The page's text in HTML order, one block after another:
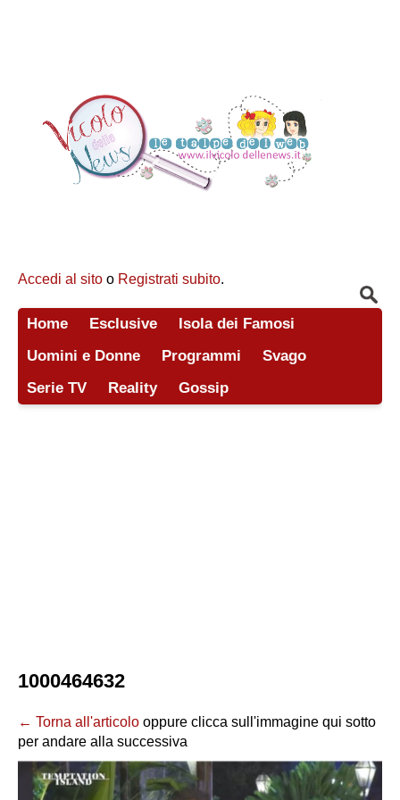
Accedi al sito o Registrati subito.
Home Esclusive
Isola dei Famosi
Uomini e Donne
Programmi
Svago
Serie TV
Reality Gossip
1000464632
← Torna all'articolo oppure clicca sull'immagine qui sotto
per andare alla successiva